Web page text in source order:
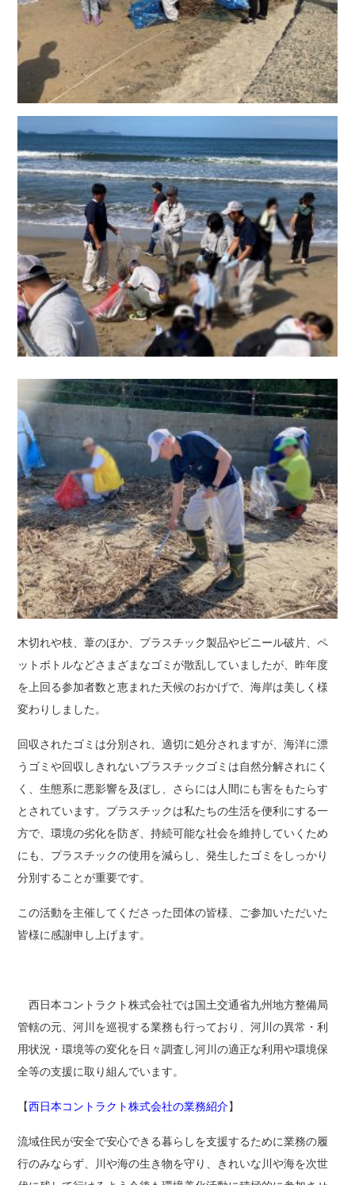
木切れや枝、葦のほか、プラスチック製品やビニール破片、ペ
ットボトルなどさまざまなゴミが散乱していましたが、昨年度
を上回る参加者数と恵まれた天候のおかげで、海岸は美しく様
変わりしました。
回収されたゴミは分別され、適切に処分されますが、海洋に漂
うゴミや回収しきれないプラスチックゴミは自然分解されにく
く、生態系に悪影響を及ぼし、さらには人間にも害をもたらす
とされています。プラスチックは私たちの生活を便利にする一
方で、環境の劣化を防ぎ、持続可能な社会を維持していくため
にも、プラスチックの使用を減らし、発生したゴミをしっかり
分別することが重要です。
この活動を主催してくださった団体の皆様、ご参加いただいた
皆様に感謝申し上げます。
西日本コントラクト株式会社では国土交通省九州地方整備局
管轄の元、河川を巡視する業務も行っており、河川の異常・利
用状況・環境等の変化を日々調査し河川の適正な利用や環境保
全等の支援に取り組んでいます。
【西日本コントラクト株式会社の業務紹介】
流域住民が安全で安心できる暮らしを支援するために業務の履
行のみならず、川や海の生き物を守り、きれいな川や海を次世